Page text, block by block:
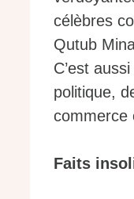
célèbres
Qutub
C’est
politique,
commerce
Faits